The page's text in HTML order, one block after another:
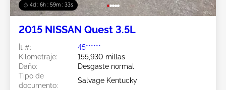
4d : 6h : 59m : 31s
2015 NISSAN Quest 3.5L
Ít #:
45******
Kilometraje:
155,930 millas
Daño:
Desgaste normal
Tipo de
documento:
Salvage Kentucky